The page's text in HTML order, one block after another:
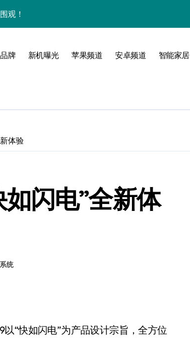
观！
大放送！
！
！
控！
！
牌 新机曝光 苹果频道 安卓频道 智能家居
体验
闪电”全新体
系统
“快如闪电”为产品设计宗旨，全方位